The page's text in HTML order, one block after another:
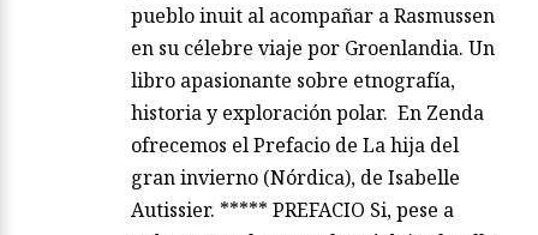
pueblo inuit al acompañar a Rasmussen
en su célebre viaje por Groenlandia. Un
libro apasionante sobre etnografía,
historia y exploración polar. En Zenda
ofrecemos el Prefacio de La hija del
gran invierno (Nórdica), de Isabelle
Autissier. ***** PREFACIO Si, pese a